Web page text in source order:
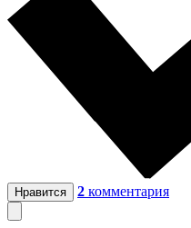
Нравится 2 комментария